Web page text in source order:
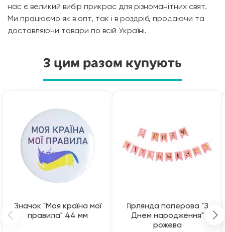
нас є великий вибір прикрас для різноманітних свят.
Ми працюємо як в опт, так і в роздріб, продаючи та
доставляючи товари по всій Україні.
З цим разом купують
Значок "Моя країна мої
правила" 44 мм
Гірлянда паперова "З
Днем народження"
рожева